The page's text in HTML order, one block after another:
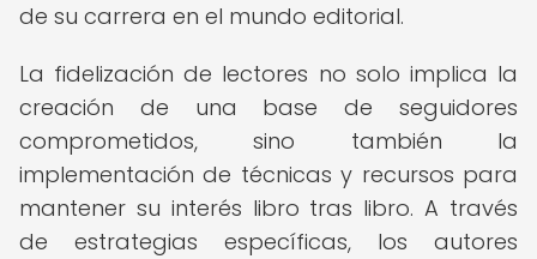
de su carrera en el mundo editorial.
La fidelización de lectores no solo implica la
creación de una base de seguidores
comprometidos, sino también la
implementación de técnicas y recursos para
mantener su interés libro tras libro. A través
de estrategias específicas, los autores